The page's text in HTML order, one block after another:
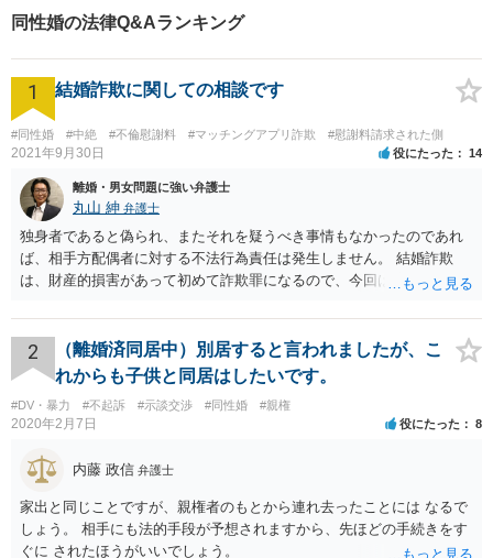
決し、解決後の人生を幸せに
過ごして頂きたいと願いを込
めています。
同性婚の法律Q&Aランキング
1 結婚詐欺に関しての相談です
#同性婚 #中絶 #不倫慰謝料 #マッチングアプリ詐欺 #慰謝料請求された側
2021年9月30日 役にたった 14
離婚・男女問題に強い弁護士
丸山 紳 弁護士
独身者であると偽られ、またそれを疑うべき事情もなかったのであれ
ば、相手方配偶者に対する不法行為責任は発生しません。 結婚詐欺
は、財産的損害があって初めて詐欺罪になるので、今回は該当しませ
であることを知っていれば交際しなかったといえる場合に、慰謝料請
求が可能です。 LINEなどで、結婚を当然の前提にした関係だったこと
を立証できる場合は、請求は可能と考えます。
2
（離婚済同居中）別居すると言われましたが、こ
れからも子供と同居はしたいです。
#DV・暴力 #不起訴 #示談交渉 #同性婚 #親権
2020年2月7日 役にたった 8
内藤 政信 弁護士
家出と同じことですが、親権者のもとから連れ去ったことには なるで
しょう。 相手にも法的手段が予想されますから、先ほどの手続きをす
ぐに されたほうがいいでしょう。